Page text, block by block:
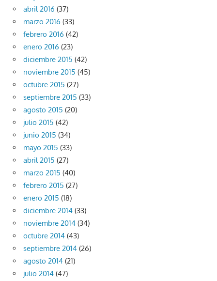
abril 2016 (37)
marzo 2016 (33)
febrero 2016 (42)
enero 2016 (23)
diciembre 2015 (42)
noviembre 2015 (45)
octubre 2015 (27)
septiembre 2015 (33)
agosto 2015 (20)
julio 2015 (42)
junio 2015 (34)
mayo 2015 (33)
abril 2015 (27)
marzo 2015 (40)
febrero 2015 (27)
enero 2015 (18)
diciembre 2014 (33)
noviembre 2014 (34)
octubre 2014 (43)
septiembre 2014 (26)
agosto 2014 (21)
julio 2014 (47)